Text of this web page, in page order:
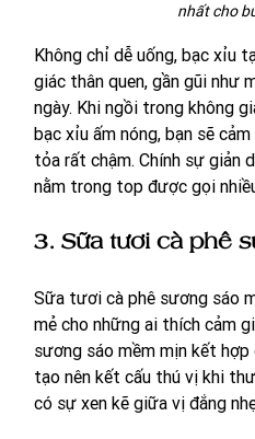
nhất cho
Không chỉ dễ uống, bạc xỉu
giác thân quen, gần gũi như
ngày. Khi ngồi trong không
bạc xỉu ấm nóng, bạn sẽ
tỏa rất chậm. Chính sự giản
nằm trong top được gọi
3. Sữa tươi cà phê
Sữa tươi cà phê sương sáo
mẻ cho những ai thích cảm
sương sáo mềm mịn kết
tạo nên kết cấu thú vị khi
có sự xen kẽ giữa vị đắng